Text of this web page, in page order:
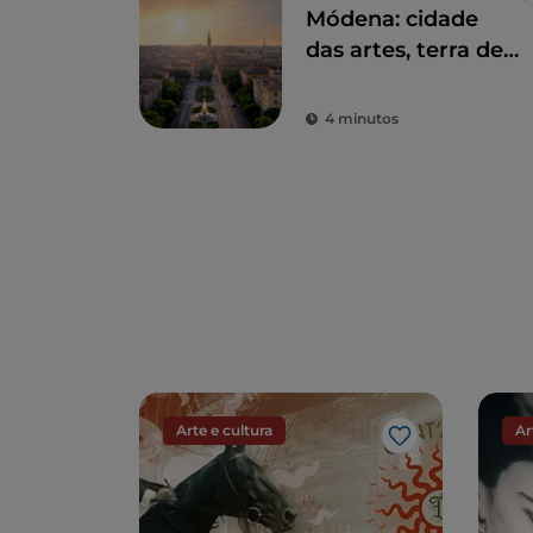
Módena: cidade
das artes, terra de
gosto
4 minutos
Arte e cultura
Gosto